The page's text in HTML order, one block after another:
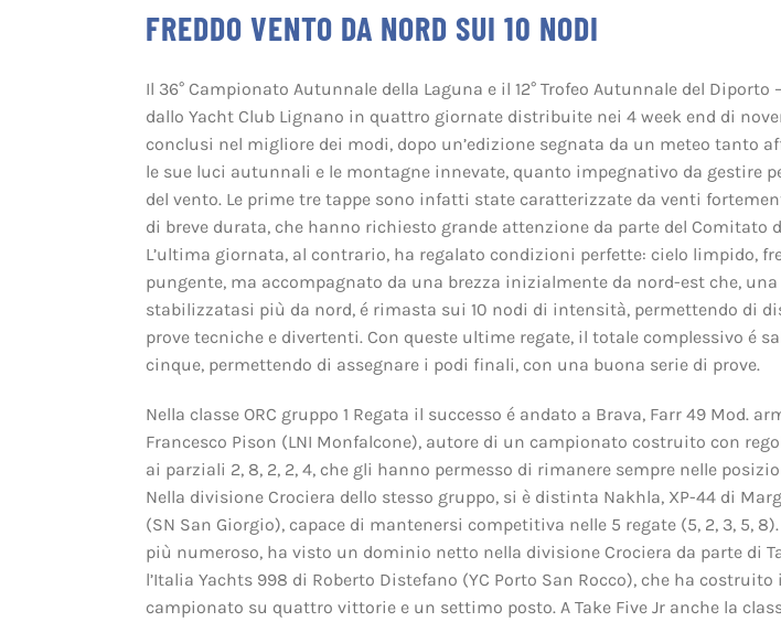
FREDDO VENTO DA NORD SUI 10 NODI
Il 36° Campionato Autunnale della Laguna e il 12° Trofeo Autunnale del Diporto
dallo Yacht Club Lignano in quattro giornate distribuite nei 4 week end di
conclusi nel migliore dei modi, dopo un’edizione segnata da un meteo tanto
le sue luci autunnali e le montagne innevate, quanto impegnativo da gestire
del vento. Le prime tre tappe sono infatti state caratterizzate da venti
di breve durata, che hanno richiesto grande attenzione da parte del Comitato
L’ultima giornata, al contrario, ha regalato condizioni perfette: cielo limpido,
pungente, ma accompagnato da una brezza inizialmente da nord-est che,
stabilizzatasi più da nord, é rimasta sui 10 nodi di intensità, permettendo di
prove tecniche e divertenti. Con queste ultime regate, il totale complessivo é
cinque, permettendo di assegnare i podi finali, con una buona serie di prove.
Nella classe ORC gruppo 1 Regata il successo é andato a Brava, Farr 49 Mod.
Francesco Pison (LNI Monfalcone), autore di un campionato costruito con
ai parziali 2, 8, 2, 2, 4, che gli hanno permesso di rimanere sempre nelle
Nella divisione Crociera dello stesso gruppo, si è distinta Nakhla, XP-44 di
(SN San Giorgio), capace di mantenersi competitiva nelle 5 regate (5, 2, 3, 5,
più numeroso, ha visto un dominio netto nella divisione Crociera da parte di
l’Italia Yachts 998 di Roberto Distefano (YC Porto San Rocco), che ha costruito
campionato su quattro vittorie e un settimo posto. A Take Five Jr anche la